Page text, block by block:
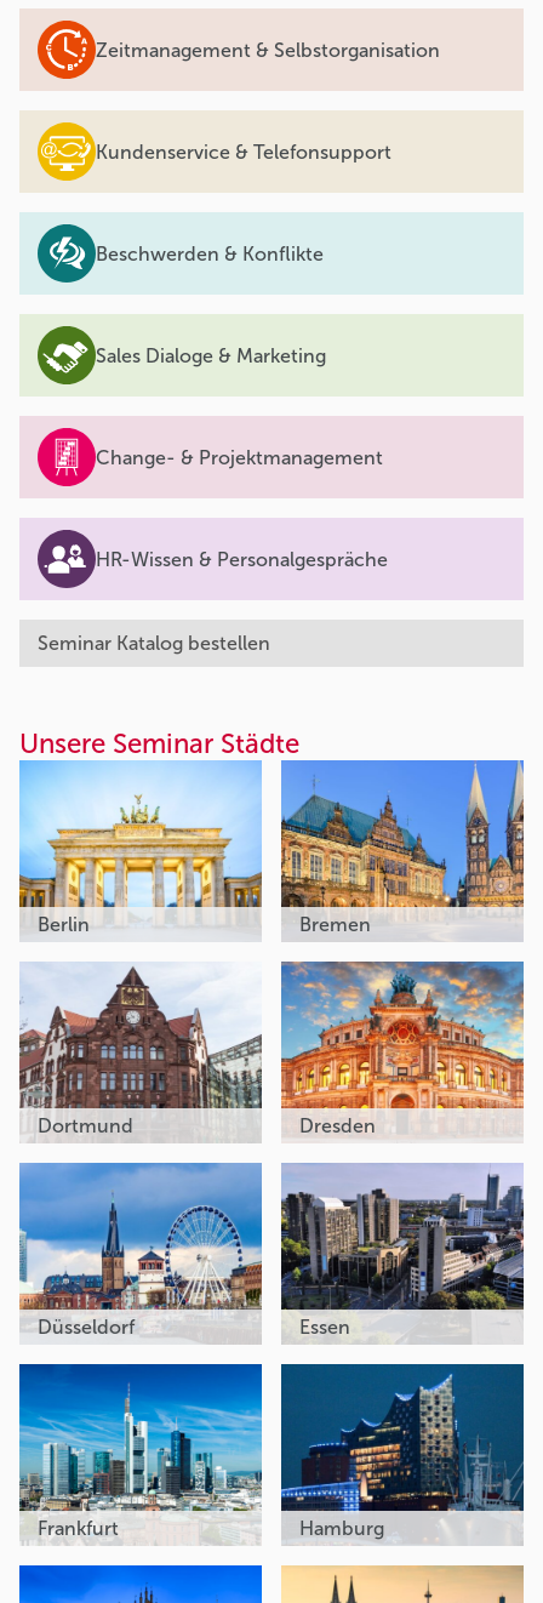
Zeitmanagement & Selbstorganisation
Kundenservice & Telefonsupport
Beschwerden & Konflikte
Sales Dialoge & Marketing
Change- & Projektmanagement
HR-Wissen & Personalgespräche
Seminar Katalog bestellen
Unsere Seminar Städte
Berlin Bremen
Dortmund Dresden
Düsseldorf Essen
Frankfurt Hamburg